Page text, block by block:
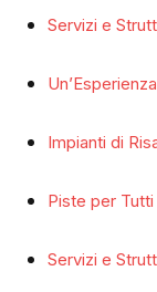
Servizi e
Impianti di
Piste per
Servizi e